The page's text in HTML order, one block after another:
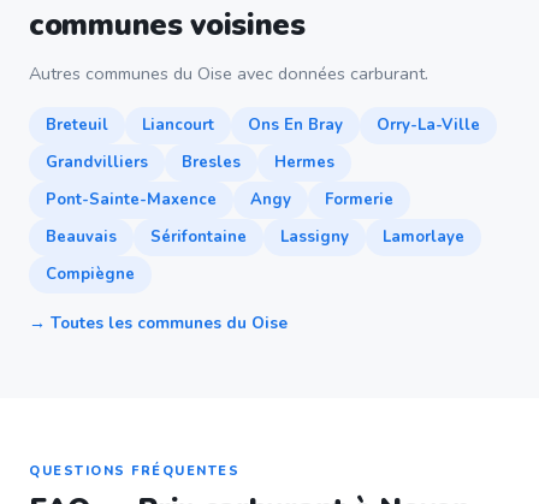
communes voisines
Autres communes du Oise avec données carburant.
Breteuil Liancourt Ons En Bray
Orry-La-Ville
Grandvilliers
Bresles
Hermes
Pont-Sainte-Maxence
Angy
Formerie
Beauvais
Sérifontaine Lassigny
Lamorlaye
Compiègne
→ Toutes les communes du Oise
QUESTIONS FRÉQUENTES